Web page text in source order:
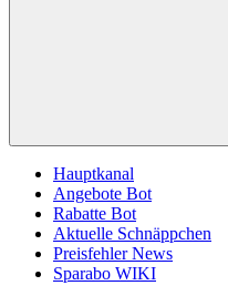
Hauptkanal
Angebote Bot
Rabatte Bot
Aktuelle Schnäppchen
Preisfehler News
Sparabo WIKI